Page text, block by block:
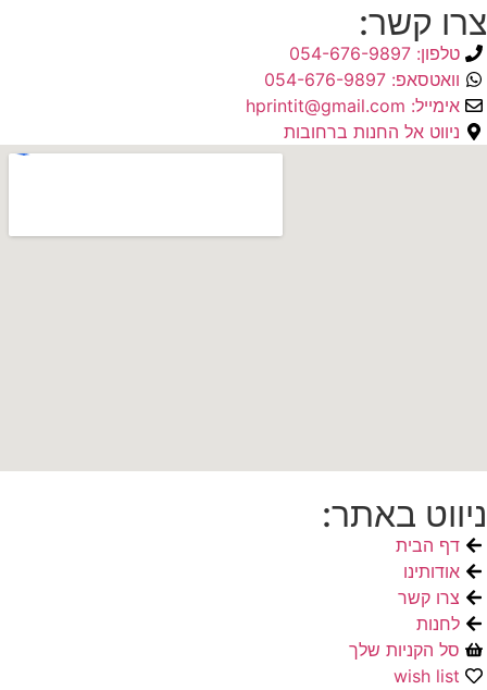
צרו קשר:
טלפון: 054-676-9897
וואטסאפ: 054-676-9897
אימייל: hprintit@gmail.com
ניווט אל החנות ברחובות
ניווט באתר:
דף הבית
אודותינו
צרו קשר
לחנות
סל הקניות שלך
wish list